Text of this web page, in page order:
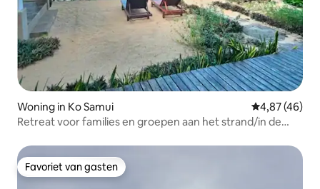
Woning in Ko Samui Gemiddelde
4,87 (46)
Retreat voor families en groepen aan het strand/in de
Favoriet van gasten
Favoriet van gasten